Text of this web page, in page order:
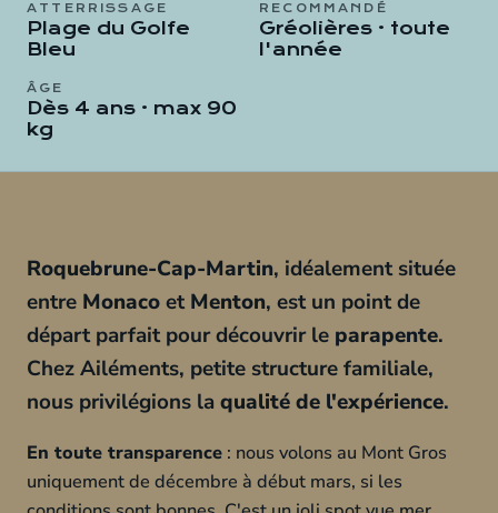
ATTERRISSAGE
Plage du Golfe
Bleu
RECOMMANDÉ
Gréolières · toute
l'année
ÂGE
Dès 4 ans · max 90
kg
Roquebrune-Cap-Martin, idéalement située
entre MonacoetMenton, est un point de
départ parfait pour découvrir le parapente.
Chez Ailéments, petite structure familiale,
nous privilégions la qualité de l'expérience.
En toute transparence : nous volons au Mont Gros
uniquement de décembre à début mars, si les